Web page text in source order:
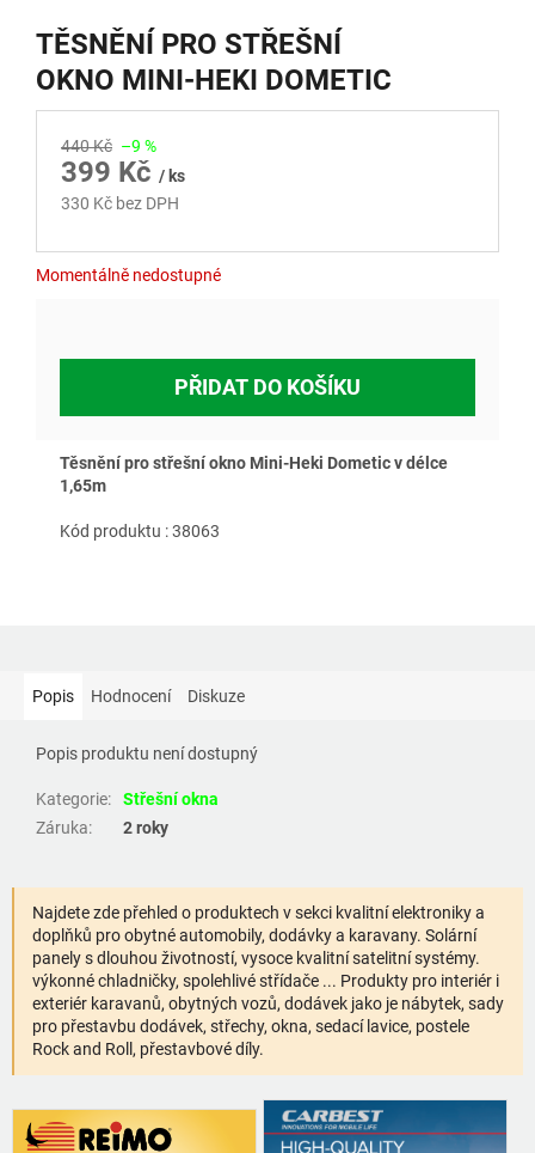
TĚSNĚNÍ PRO STŘEŠNÍ
OKNO MINI-HEKI DOMETIC
440 Kč –9 %
399 Kč / ks
330 Kč bez DPH
Momentálně nedostupné
PŘIDAT DO KOŠÍKU
Těsnění pro střešní okno Mini-Heki Dometic v délce
1,65m
Kód produktu : 38063
Popis Hodnocení Diskuze
Popis produktu není dostupný
Kategorie:
Střešní okna
Záruka: 2 roky
Najdete zde přehled o produktech v sekci kvalitní elektroniky a
doplňků pro obytné automobily, dodávky a karavany. Solární
panely s dlouhou životností, vysoce kvalitní satelitní systémy.
výkonné chladničky, spolehlivé střídače ... Produkty pro interiér i
exteriér karavanů, obytných vozů, dodávek jako je nábytek, sady
pro přestavbu dodávek, střechy, okna, sedací lavice, postele
Rock and Roll, přestavbové díly.